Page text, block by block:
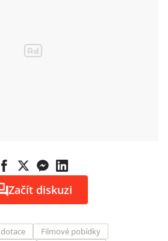
Začít diskuzi
dotace
Filmové pobídky